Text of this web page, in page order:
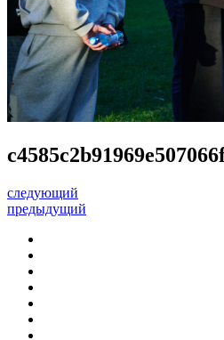
следующий
предыдущий